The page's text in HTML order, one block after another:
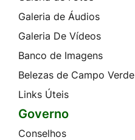
Galeria de Áudios
Galeria De Vídeos
Banco de Imagens
Belezas de Campo Verde
Links Úteis
Governo
Conselhos